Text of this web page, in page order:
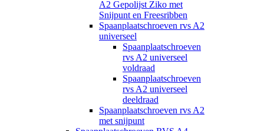
A2 Gepolijst Ziko met
Snijpunt en Freesribben
Spaanplaatschroeven rvs A2
universeel
Spaanplaatschroeven
rvs A2 universeel
voldraad
Spaanplaatschroeven
rvs A2 universeel
deeldraad
Spaanplaatschroeven rvs A2
met snijpunt